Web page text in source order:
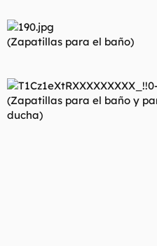
(Zapatillas para el baño)
(Zapatillas para el baño y
ducha)